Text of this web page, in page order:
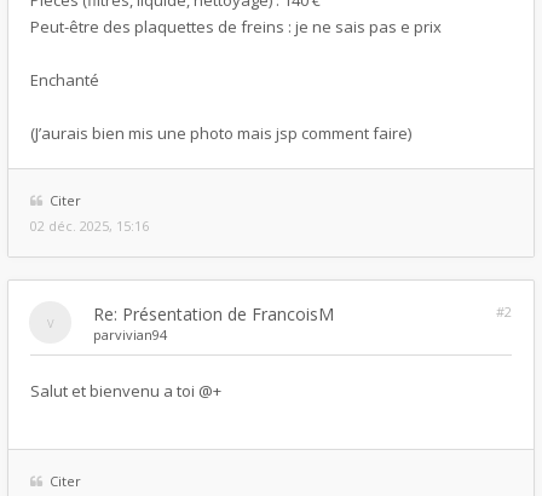
Peut-être des plaquettes de freins : je ne sais pas e prix
Enchanté
(J’aurais bien mis une photo mais jsp comment faire)
Citer
02 déc. 2025, 15:16
Re: Présentation de FrancoisM
#2
parvivian94
Salut et bienvenu a toi @+
Citer